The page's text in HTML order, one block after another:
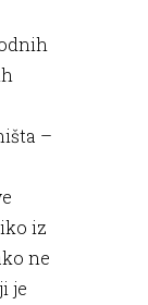
–
iz
ne
je